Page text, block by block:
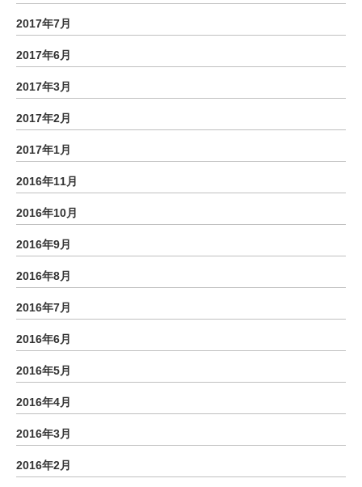
2017年7月
2017年6月
2017年3月
2017年2月
2017年1月
2016年11月
2016年10月
2016年9月
2016年8月
2016年7月
2016年6月
2016年5月
2016年4月
2016年3月
2016年2月